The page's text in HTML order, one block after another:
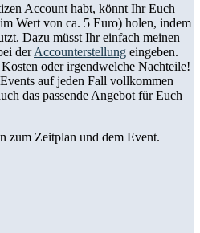
Account habt, könnt Ihr Euch
Wert von ca. 5 Euro) holen, indem
Dazu müsst Ihr einfach meinen
derAccounterstellung eingeben.
oder irgendwelche Nachteile!
auf jeden Fall vollkommen
das passende Angebot für Euch
zum Zeitplan und dem Event.